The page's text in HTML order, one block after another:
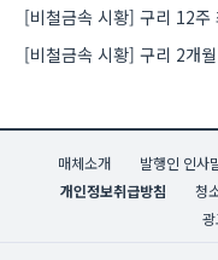
[비철금속 시황] 구리 12
매체소개 발행인 인사
개인정보취급방침
청